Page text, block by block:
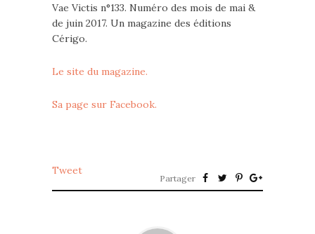
Vae Victis n°133. Numéro des mois de mai &
de juin 2017. Un magazine des éditions
Cérigo.
Le site du magazine.
Sa page sur Facebook.
Tweet
Partager